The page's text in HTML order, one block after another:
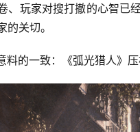
、玩家对搜打撤的心智已
关切。
的一致：《弧光猎人》